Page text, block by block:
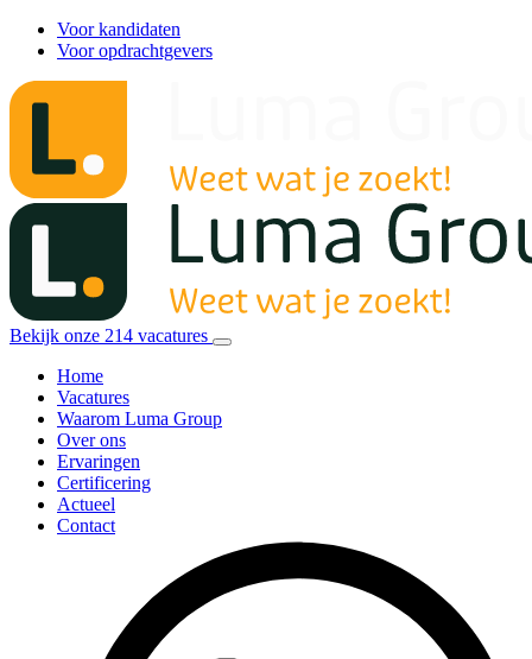
Voor kandidaten
Voor opdrachtgevers
Bekijk onze 214 vacatures
Home
Vacatures
Waarom Luma Group
Over ons
Ervaringen
Certificering
Actueel
Contact